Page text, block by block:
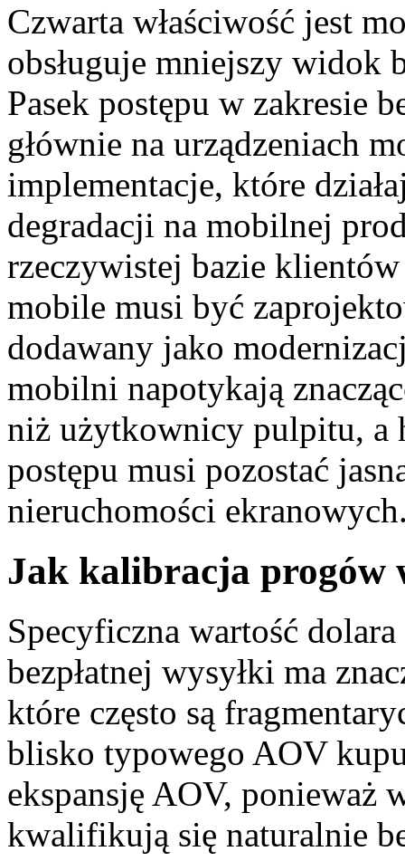
Czwarta właściwość jest
obsługuje mniejszy widok
Pasek postępu w zakresie
głównie na urządzeniach
implementacje, które
degradacji na mobilnej
rzeczywistej bazie
mobile musi być
dodawany jako
mobilni napotykają
niż użytkownicy pulpitu, a
postępu musi pozostać
nieruchomości
Jak kalibracja progów
Specyficzna wartość
bezpłatnej wysyłki ma
które często są
blisko typowego AOV
ekspansję AOV, ponieważ
kwalifikują się naturalnie